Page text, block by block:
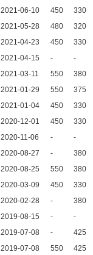
2021-06-10
450 330
2021-05-28
480 320
2021-04-23
450 330
2021-04-15
- -
2021-03-11
550 380
2021-01-29
550 375
2021-01-04
450 330
2020-12-01
450 330
2020-11-06
- -
2020-08-27
- 380
2020-08-25
550 380
2020-03-09
450 330
2020-02-28
- 380
2019-08-15
- -
2019-07-08
- 425
2019-07-08
550 425